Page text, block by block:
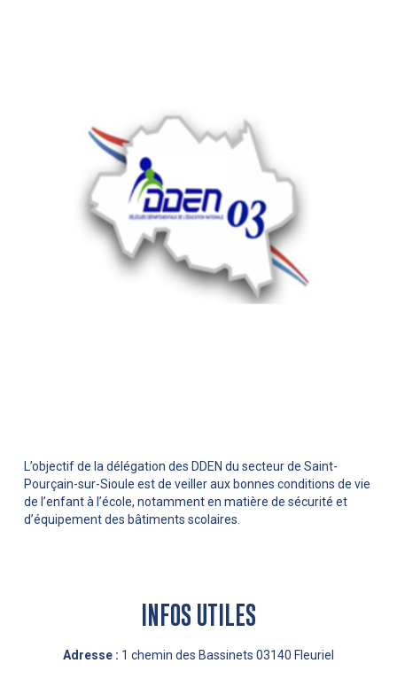
L’objectif de la délégation des DDEN du secteur de Saint-
Pourçain-sur-Sioule est de veiller aux bonnes conditions de vie
de l’enfant à l’école, notamment en matière de sécurité et
d’équipement des bâtiments scolaires.
INFOS UTILES
Adresse : 1 chemin des Bassinets 03140 Fleuriel